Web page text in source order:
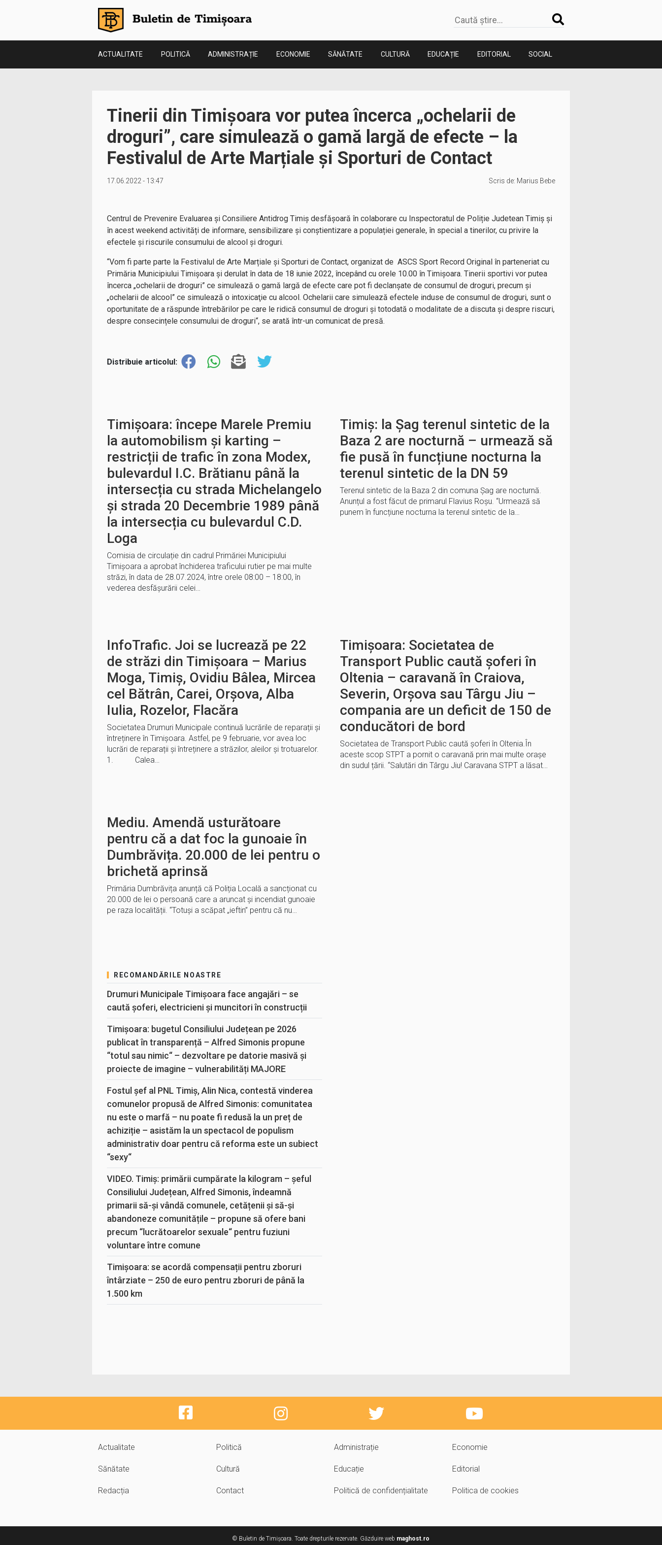
ACTUALITATE POLITICĂ ADMINISTRAȚIE ECONOMIE SĂNĂTATE CULTURĂ EDUCAȚIE EDITORIAL SOCIAL
Tinerii din Timișoara vor putea încerca „ochelarii de
droguri”, care simulează o gamă largă de efecte – la
Festivalul de Arte Marțiale și Sporturi de Contact
17.06.2022 - 13:47 Scris de: Marius Bebe
Centrul de Prevenire Evaluarea și Consiliere Antidrog Timiș desfășoară în colaborare cu Inspectoratul de Poliție Judetean Timiș și
în acest weekend activități de informare, sensibilizare și conștientizare a populației generale, în special a tinerilor, cu privire la
efectele și riscurile consumului de alcool și droguri.
“Vom fi parte parte la Festivalul de Arte Marțiale și Sporturi de Contact, organizat de ASCS Sport Record Original în parteneriat cu
Primăria Municipiului Timișoara și derulat în data de 18 iunie 2022, începând cu orele 10.00 în Timișoara. Tinerii sportivi vor putea
încerca „ochelarii de droguri” ce simulează o gamă largă de efecte care pot fi declanşate de consumul de droguri, precum şi
„ochelarii de alcool” ce simulează o intoxicaţie cu alcool. Ochelarii care simulează efectele induse de consumul de droguri, sunt o
oportunitate de a răspunde întrebărilor pe care le ridică consumul de droguri și totodată o modalitate de a discuta și despre riscuri,
despre consecințele consumului de droguri“, se arată într-un comunicat de presă.
Distribuie articolul:
Timișoara: începe Marele Premiu
la automobilism și karting –
restricții de trafic în zona Modex,
bulevardul I.C. Brătianu până la
intersecția cu strada Michelangelo
și strada 20 Decembrie 1989 până
la intersecția cu bulevardul C.D.
Loga
Comisia de circulație din cadrul Primăriei Municipiului
Timișoara a aprobat închiderea traficului rutier pe mai multe
străzi, în data de 28.07.2024, între orele 08:00 – 18:00, în
vederea desfășurării celei…
Timiș: la Șag terenul sintetic de la
Baza 2 are nocturnă – urmează să
fie pusă în funcțiune nocturna la
terenul sintetic de la DN 59
Terenul sintetic de la Baza 2 din comuna Șag are nocturnă.
Anunțul a fost făcut de primarul Flavius Roșu. “Urmează să
punem în funcțiune nocturna la terenul sintetic de la…
InfoTrafic. Joi se lucrează pe 22
de străzi din Timișoara – Marius
Moga, Timiș, Ovidiu Bâlea, Mircea
cel Bătrân, Carei, Orșova, Alba
Iulia, Rozelor, Flacăra
Societatea Drumuri Municipale continuă lucrările de reparații și
întreținere în Timișoara. Astfel, pe 9 februarie, vor avea loc
lucrări de reparații și întreținere a străzilor, aleilor și trotuarelor.
1. Calea…
Timișoara: Societatea de
Transport Public caută șoferi în
Oltenia – caravană în Craiova,
Severin, Orșova sau Târgu Jiu –
compania are un deficit de 150 de
conducători de bord
Societatea de Transport Public caută șoferi în Oltenia.În
aceste scop STPT a pornit o caravană prin mai multe orașe
din sudul țării. “Salutări din Târgu Jiu! Caravana STPT a lăsat…
Mediu. Amendă usturătoare
pentru că a dat foc la gunoaie în
Dumbrăvița. 20.000 de lei pentru o
brichetă aprinsă
Primăria Dumbrăvița anunță că Poliția Locală a sancționat cu
20.000 de lei o persoană care a aruncat și incendiat gunoaie
pe raza localității. “Totuși a scăpat „ieftin” pentru că nu…
RECOMANDĂRILE NOASTRE
Drumuri Municipale Timișoara face angajări – se
caută șoferi, electricieni și muncitori în construcții
Timișoara: bugetul Consiliului Județean pe 2026
publicat în transparență – Alfred Simonis propune
“totul sau nimic“ – dezvoltare pe datorie masivă și
proiecte de imagine – vulnerabilități MAJORE
Fostul șef al PNL Timiș, Alin Nica, contestă vinderea
comunelor propusă de Alfred Simonis: comunitatea
nu este o marfă – nu poate fi redusă la un preț de
achiziție – asistăm la un spectacol de populism
administrativ doar pentru că reforma este un subiect
“sexy“
VIDEO. Timiș: primării cumpărate la kilogram – șeful
Consiliului Județean, Alfred Simonis, îndeamnă
primarii să-și vândă comunele, cetățenii și să-și
abandoneze comunitățile – propune să ofere bani
precum “lucrătoarelor sexuale“ pentru fuziuni
voluntare între comune
Timișoara: se acordă compensații pentru zboruri
întârziate – 250 de euro pentru zboruri de până la
1.500 km
Actualitate Politică Administrație Economie
Sănătate Cultură Educație Editorial
Redacția Contact Politică de confidențialitate Politica de cookies
© Buletin de Timișoara. Toate drepturile rezervate. Găzduire web maghost.ro